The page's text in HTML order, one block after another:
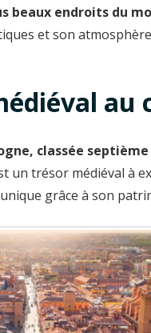
beaux endroits du
et son
au
classée
un trésor médiéval à
grâce à son